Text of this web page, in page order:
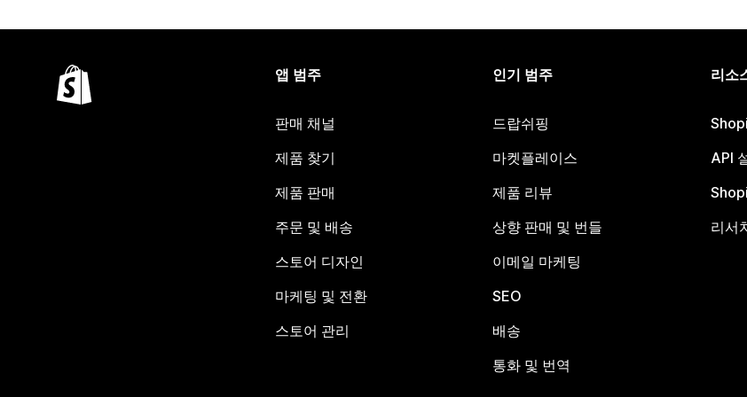
앱 범주
판매 채널
제품 찾기
제품 판매
주문 및 배송
스토어 디자인
마케팅 및 전환
스토어 관리
인기 범주
드랍쉬핑
마켓플레이스
제품 리뷰
상향 판매 및 번들
이메일 마케팅
SEO
배송
통화 및 번역
리소
API
리서